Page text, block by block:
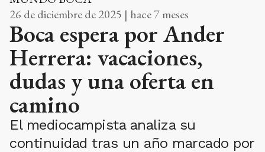
26 de diciembre de 2025 | hace 7 meses
Boca espera por Ander
Herrera: vacaciones,
dudas y una oferta en
camino
El mediocampista analiza su
continuidad tras un año marcado por